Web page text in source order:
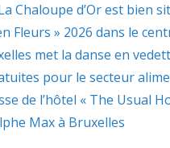
Chaloupe d’Or est bien
Fleurs » 2026 dans le
met la danse en
pour le secteur
de l’hôtel « The Usual
Max à Bruxelles